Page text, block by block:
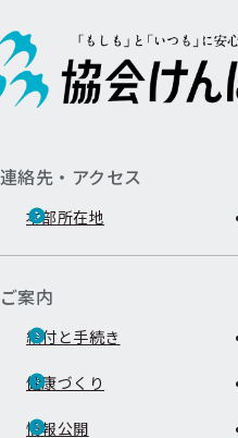
連絡先・アクセス
本部所在地
ご案内
給付と手続き
健康づくり
情報公開